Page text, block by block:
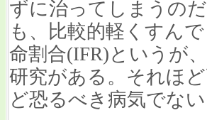
ずに治ってしまうの
も、比較的軽くすん
命割合(IFR)というが
研究がある。それほ
ど恐るべき病気でな